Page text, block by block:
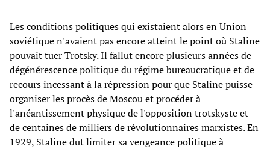
Les conditions politiques qui existaient alors en Union
soviétique n'avaient pas encore atteint le point où Staline
pouvait tuer Trotsky. Il fallut encore plusieurs années de
dégénérescence politique du régime bureaucratique et de
recours incessant à la répression pour que Staline puisse
organiser les procès de Moscou et procéder à
l'anéantissement physique de l'opposition trotskyste et
de centaines de milliers de révolutionnaires marxistes. En
1929, Staline dut limiter sa vengeance politique à